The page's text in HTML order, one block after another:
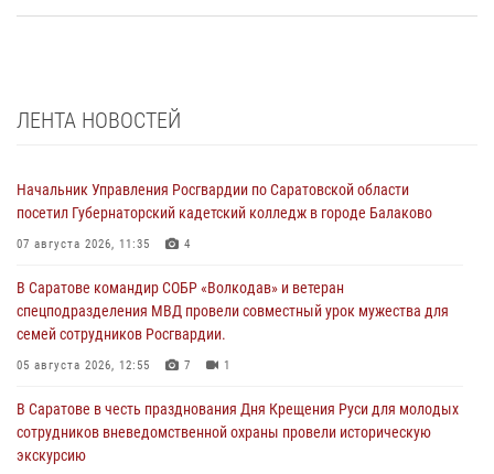
ЛЕНТА НОВОСТЕЙ
Начальник Управления Росгвардии по Саратовской области
посетил Губернаторский кадетский колледж в городе Балаково
07 августа 2026, 11:35 4
В Саратове командир СОБР «Волкодав» и ветеран
спецподразделения МВД провели совместный урок мужества для
семей сотрудников Росгвардии.
05 августа 2026, 12:55 7 1
В Саратове в честь празднования Дня Крещения Руси для молодых
сотрудников вневедомственной охраны провели историческую
экскурсию